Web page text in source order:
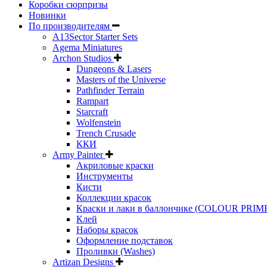
Коробки сюрпризы
Новинки
По производителям
A13Sector Starter Sets
Agema Miniatures
Archon Studios
Dungeons & Lasers
Masters of the Universe
Pathfinder Terrain
Rampart
Starcraft
Wolfenstein
Trench Crusade
ККИ
Army Painter
Акриловые краски
Инструменты
Кисти
Коллекции красок
Краски и лаки в баллончике (COLOUR
Клей
Наборы красок
Оформление подставок
Проливки (Washes)
Artizan Designs